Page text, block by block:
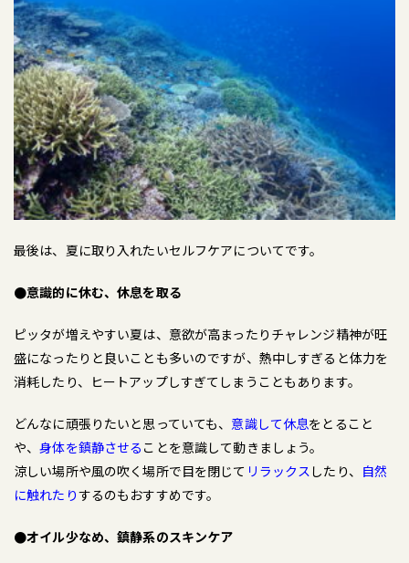
最後は、夏に取り入れたいセルフケアについてです。
●意識的に休む、休息を取る
ピッタが増えやすい夏は、意欲が高まったりチャレンジ精神が旺
盛になったりと良いことも多いのですが、熱中しすぎると体力を
消耗したり、ヒートアップしすぎてしまうこともあります。
どんなに頑張りたいと思っていても、 意識して休息をとること
や、身体を鎮静させる ことを意識して動きましょう。
涼しい場所や風の吹く場所で目を閉じて リラックス したり、 自然
に触れたりするのもおすすめです。
●オイル少なめ、鎮静系のスキンケア